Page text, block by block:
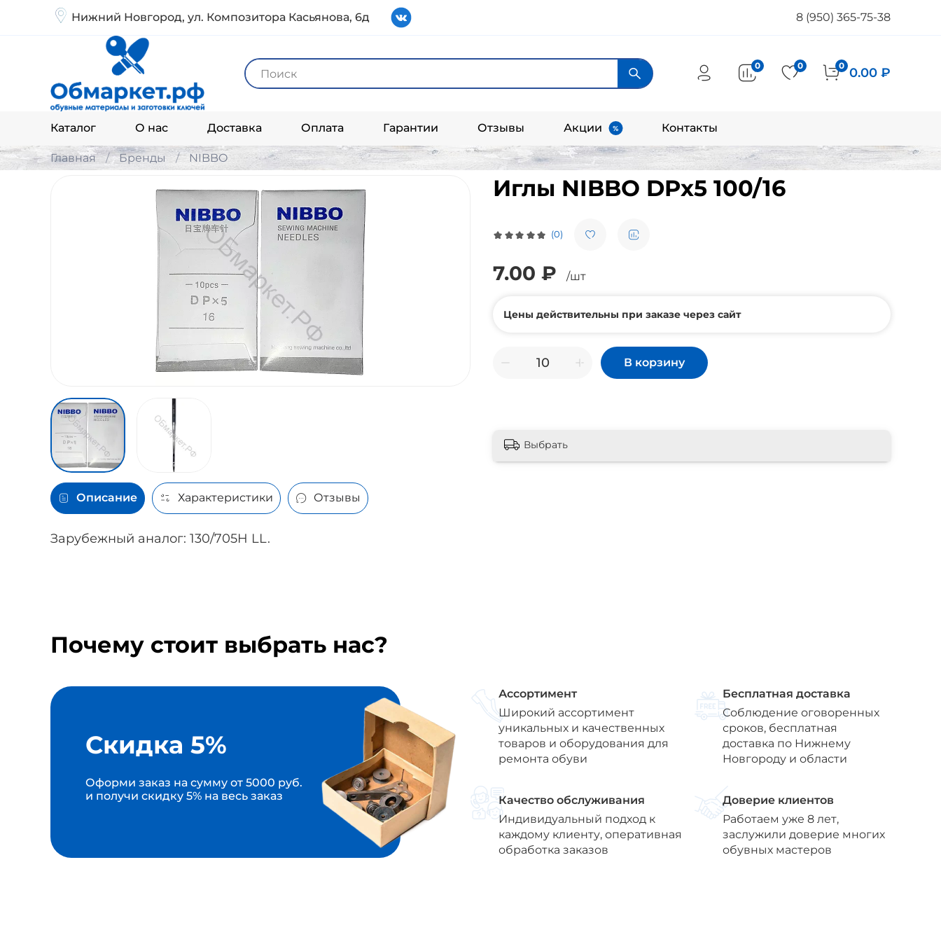
Нижний Новгород, ул. Композитора Касьянова, 6д 8 (950) 365-75-38
Каталог О нас Доставка Оплата Гарантии Отзывы Акции Контакты
0 0 0 0.00 ₽
Главная Бренды NIBBO
(0)
Иглы NIBBO DPх5 100/16
7.00 ₽ /шт
Цены действительны при заказе через сайт
В корзину
Выбрать
Описание Характеристики Отзывы
Зарубежный аналог: 130/705H LL.
Почему стоит выбрать нас?
Скидка 5%
Оформи заказ на сумму от 5000 руб.
и получи скидку 5% на весь заказ
Ассортимент
Широкий ассортимент
уникальных и качественных
товаров и оборудования для
ремонта обуви
Бесплатная доставка
Соблюдение оговоренных
сроков, бесплатная
доставка по Нижнему
Новгороду и области
Качество обслуживания
Индивидуальный подход к
каждому клиенту, оперативная
обработка заказов
Доверие клиентов
Работаем уже 8 лет,
заслужили доверие многих
обувных мастеров